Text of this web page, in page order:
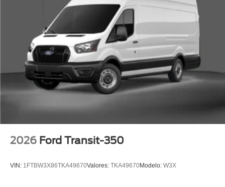
2026 Ford Transit-350
VIN: 1FTBW3X86TKA49670Valores: TKA49670Modelo: W3X